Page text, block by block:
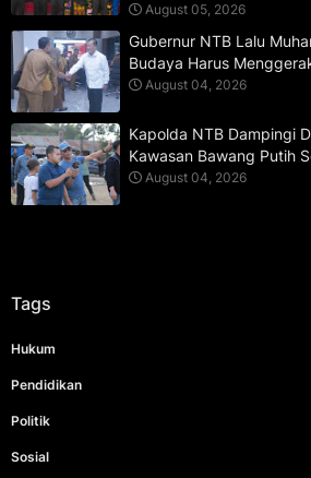
August 05, 2026
Gubernur NTB Lalu
Budaya Harus
August 04, 2026
Kapolda NTB Dampingi
Kawasan Bawang Putih
August 04, 2026
Tags
Hukum
Pendidikan
Politik
Sosial